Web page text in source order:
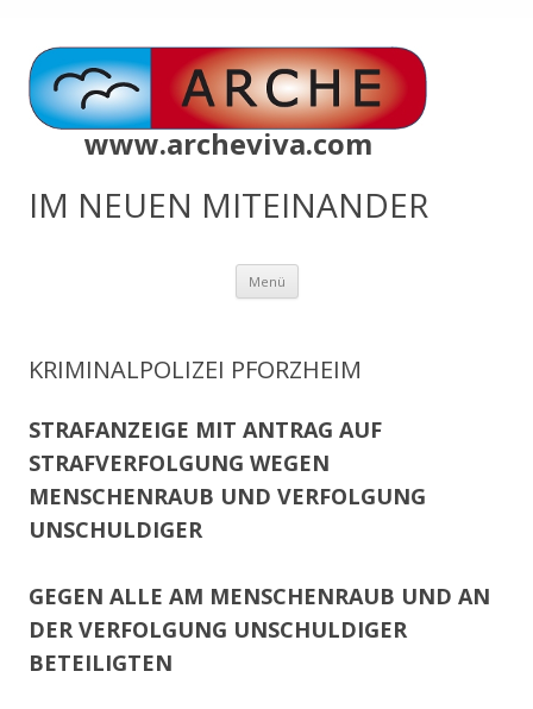
www.archeviva.com
IM NEUEN MITEINANDER
Menü Zum
springen
KRIMINALPOLIZEI PFORZHEIM
STRAFANZEIGE MIT ANTRAG AUF
STRAFVERFOLGUNG WEGEN
MENSCHENRAUB UND VERFOLGUNG
UNSCHULDIGER
GEGEN ALLE AM MENSCHENRAUB UND AN
DER VERFOLGUNG UNSCHULDIGER
BETEILIGTEN